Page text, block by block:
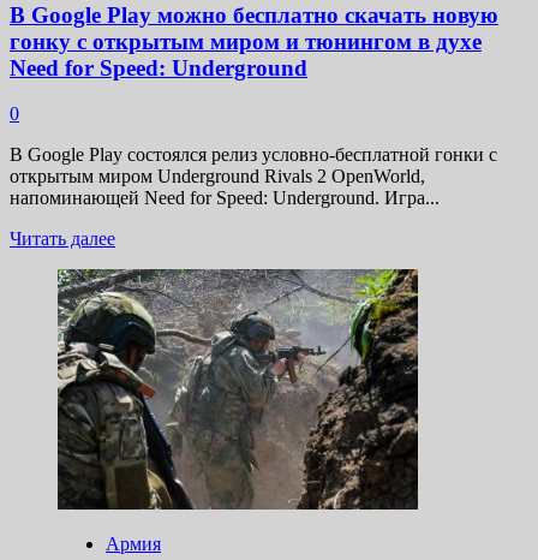
В Google Play можно бесплатно скачать новую
гонку с открытым миром и тюнингом в духе
Need for Speed: Underground
0
В Google Play состоялся релиз условно-бесплатной гонки с
открытым миром Underground Rivals 2 OpenWorld,
напоминающей Need for Speed: Underground. Игра...
Читать далееПрочитать
о
В
Google
Play
можно
бесплатно
скачать
новую
гонку
открытым
и
Армия